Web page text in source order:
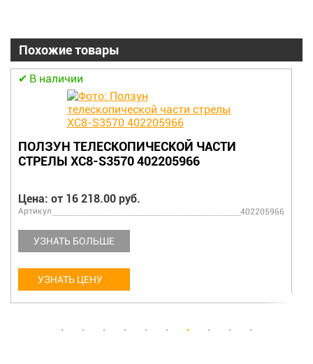
Похожие товары
В наличии
ПОЛЗУН ТЕЛЕСКОПИЧЕСКОЙ ЧАСТИ
СТРЕЛЫ XC8-S3570 402205966
Цена: от 16 218.00 руб.
Артикул 402205966
УЗНАТЬ БОЛЬШЕ
УЗНАТЬ ЦЕНУ